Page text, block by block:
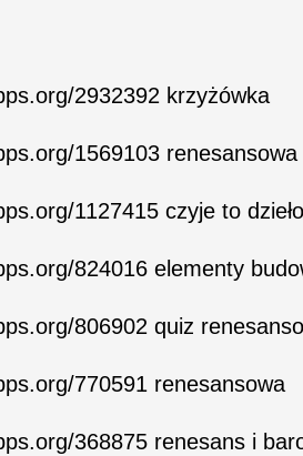
2932392 krzyżówka
1569103 renesansowa
1127415 czyje to dzieło
824016 elementy
806902 quiz
770591 renesansowa
368875 renesans i